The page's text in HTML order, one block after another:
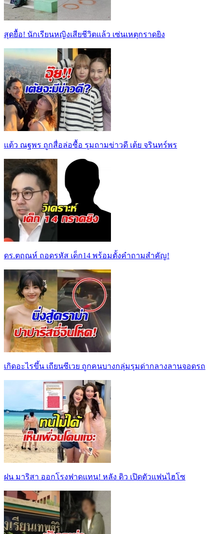
สุดยื้อ! นักเรียนหญิงเสียชีวิตแล้ว เซ่นเหตุกราดยิง
เเต้ว ณฐพร ถูกสื่อล่อซื้อ รุมถามข่าวดี เต้ย จรินทร์พร
ดร.ตฤณห์ ถอดรหัส เด็ก14 พร้อมตั้งคำถามสำคัญ!
เกิดอะไรขึ้น เถียนซีเวย ถูกคนบางกลุ่มรุมด่ากลางลานจอดรถ
ฝน มาริสา ออกโรงฟาดแทน! หลัง ดิว เปิดตัวแฟนไฮโซ